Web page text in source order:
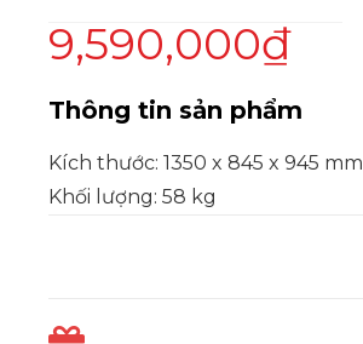
9,590,000₫
Thông tin sản phẩm
Kích thước: 1350 x 845 x 945 mm
Khối lượng: 58 kg